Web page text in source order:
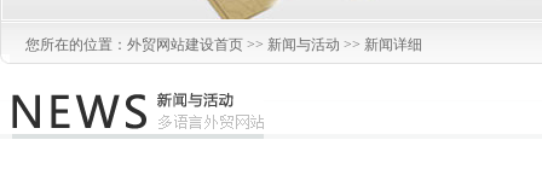
您所在的位置： 外贸网站建设首页 >> 新闻与活动 >> 新闻详细